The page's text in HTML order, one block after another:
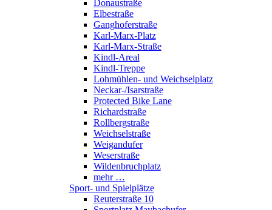
Donaustraße
Elbestraße
Ganghoferstraße
Karl-Marx-Platz
Karl-Marx-Straße
Kindl-Areal
Kindl-Treppe
Lohmühlen- und Weichselplatz
Neckar-/Isarstraße
Protected Bike Lane
Richardstraße
Rollbergstraße
Weichselstraße
Weigandufer
Weserstraße
Wildenbruchplatz
mehr …
Sport- und Spielplätze
Reuterstraße 10